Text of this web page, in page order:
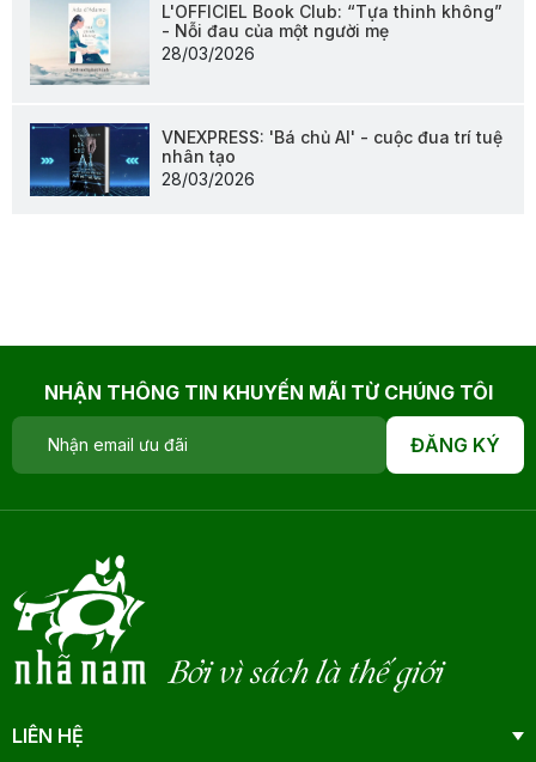
L'OFFICIEL Book Club: “Tựa thinh không”
- Nỗi đau của một người mẹ
28/03/2026
VNEXPRESS: 'Bá chủ AI' - cuộc đua trí tuệ
nhân tạo
28/03/2026
NHẬN THÔNG TIN KHUYẾN MÃI TỪ CHÚNG TÔI
ĐĂNG KÝ
Bởi vì sách là thế giới
LIÊN HỆ